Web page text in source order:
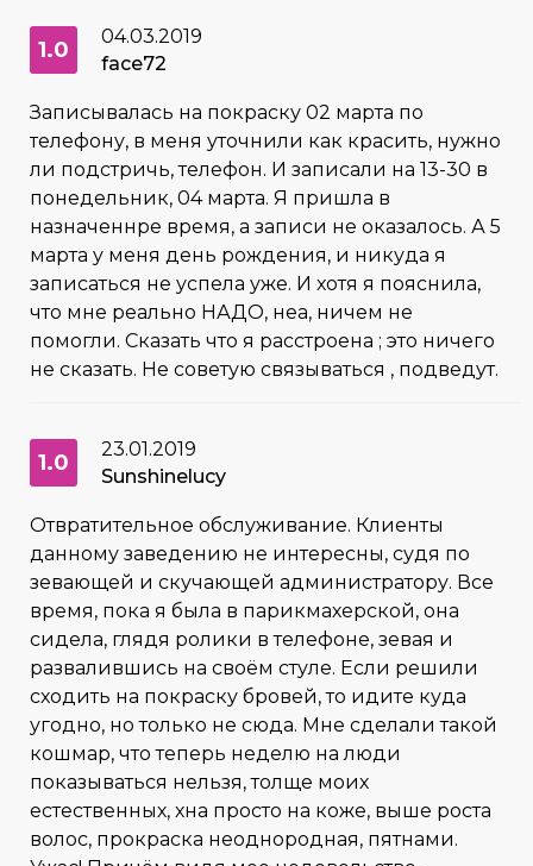
1.0
04.03.2019
face72
Записывалась на покраску 02 марта по
телефону, в меня уточнили как красить, нужно
ли подстричь, телефон. И записали на 13-30 в
понедельник, 04 марта. Я пришла в
назначеннре время, а записи не оказалось. А 5
марта у меня день рождения, и никуда я
записаться не успела уже. И хотя я пояснила,
что мне реально НАДО, неа, ничем не
помогли. Сказать что я расстроена ; это ничего
не сказать. Не советую связываться , подведут.
1.0
23.01.2019
Sunshinelucy
Отвратительное обслуживание. Клиенты
данному заведению не интересны, судя по
зевающей и скучающей администратору. Все
время, пока я была в парикмахерской, она
сидела, глядя ролики в телефоне, зевая и
развалившись на своём стуле. Если решили
сходить на покраску бровей, то идите куда
угодно, но только не сюда. Мне сделали такой
кошмар, что теперь неделю на люди
показываться нельзя, толще моих
естественных, хна просто на коже, выше роста
волос, прокраска неоднородная, пятнами.